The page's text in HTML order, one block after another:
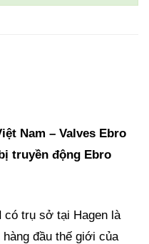
Nam – Valves Ebro
truyền động Ebro
có trụ sở tại Hagen là
đầu thế giới của